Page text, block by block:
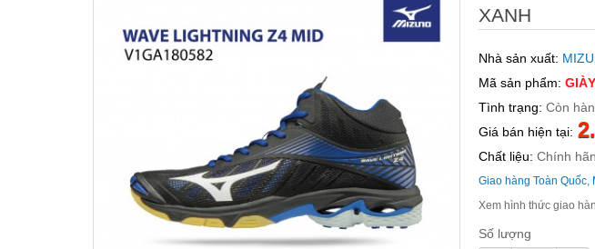
XANH
Nhà sản xuất:
Mã sản phẩm:
Tình trạng: Còn
Giá bán hiện tại:
Chất liệu: Chính
Giao hàng Toàn Quốc,
Xem hình thức giao
Số lượng